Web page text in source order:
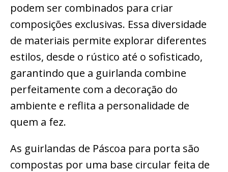
podem ser combinados para criar
composições exclusivas. Essa diversidade
de materiais permite explorar diferentes
estilos, desde o rústico até o sofisticado,
garantindo que a guirlanda combine
perfeitamente com a decoração do
ambiente e reflita a personalidade de
quem a fez.
As guirlandas de Páscoa para porta são
compostas por uma base circular feita de